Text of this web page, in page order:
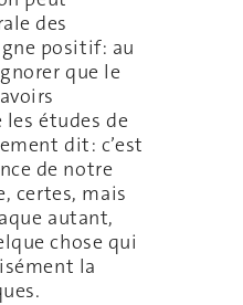
des
positif: au
que le
études de
dit: c’est
de notre
certes, mais
autant,
chose qui
la